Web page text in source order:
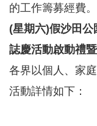
的工作籌募經費
(星期六)假沙田公
誌慶活動啟動禮
各界以個人、家
活動詳情如下：